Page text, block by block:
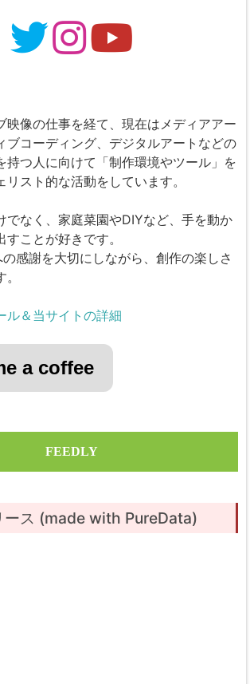
映像の仕事を経て、現在はメディアアー
ブコーディング、デジタルアートなどの
持つ人に向けて「制作環境やツール」を
スト的な活動をしています。
でなく、家庭菜園やDIYなど、手を動か
ことが好きです。
感謝を大切にしながら、創作の楽しさ
ル＆当サイトの詳細
a coffee
FEEDLY
ース (made with PureData)